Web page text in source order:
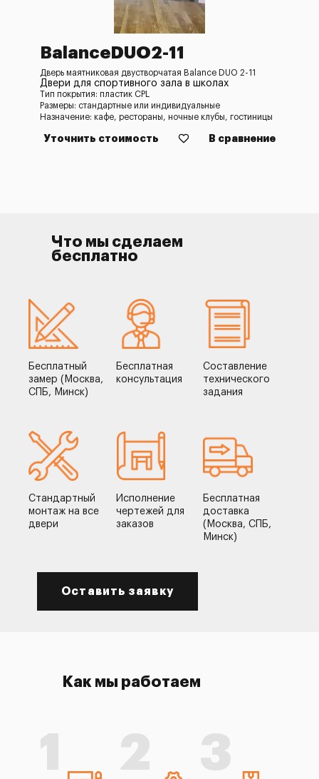
BalanceDUO2-11
Дверь маятниковая двустворчатая Balance DUO 2-11
Двери для спортивного зала в школах
Тип покрытия: пластик CPL
Размеры: стандартные или индивидуальные
Назначение: кафе, рестораны, ночные клубы, гостиницы
Уточнить стоимость В сравнение
Что мы сделаем
бесплатно
Бесплатный
замер (Москва,
СПБ, Минск)
Бесплатная
консультация
Составление
технического
задания
Стандартный
монтаж на все
двери
Исполнение
чертежей для
заказов
Бесплатная
доставка
(Москва, СПБ,
Минск)
Оставить заявку
Как мы работаем
1 2 3